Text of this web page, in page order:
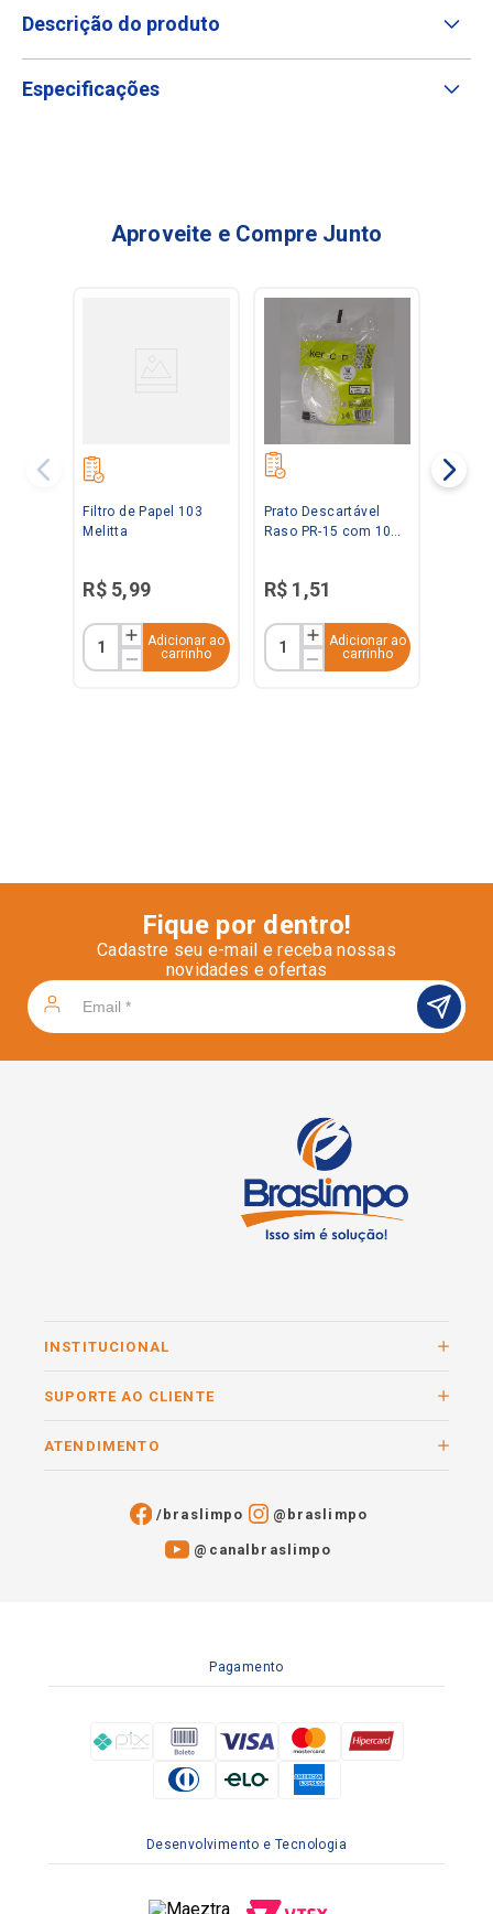
Descrição do produto
Especificações
Aproveite e Compre Junto
Filtro de Papel 103
Melitta
R$ 5,99
Adicionar ao
carrinho
Prato Descartável
Raso PR-15 com 10
R$ 1 ,51
Adicionar ao
carrinho
Fique por dentro!
Cadastre seu e-mail e receba nossas
novidades e ofertas
INSTITUCIONAL
SUPORTE AO CLIENTE
ATENDIMENTO
/braslimpo @braslimpo
@canalbraslimpo​
Pagamento
Desenvolvimento e Tecnologia